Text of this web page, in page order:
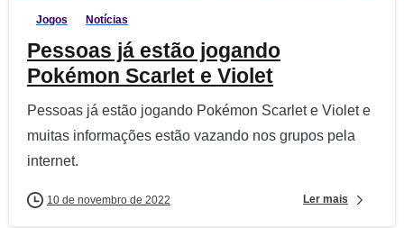
Jogos Notícias
Pessoas já estão jogando
Pokémon Scarlet e Violet
Pessoas já estão jogando Pokémon Scarlet e Violet e
muitas informações estão vazando nos grupos pela
internet.
10 de novembro de 2022 Ler mais